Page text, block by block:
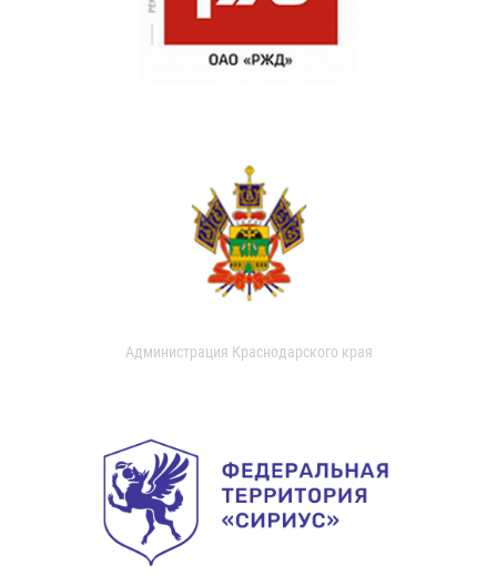
Администрация Краснодарского края